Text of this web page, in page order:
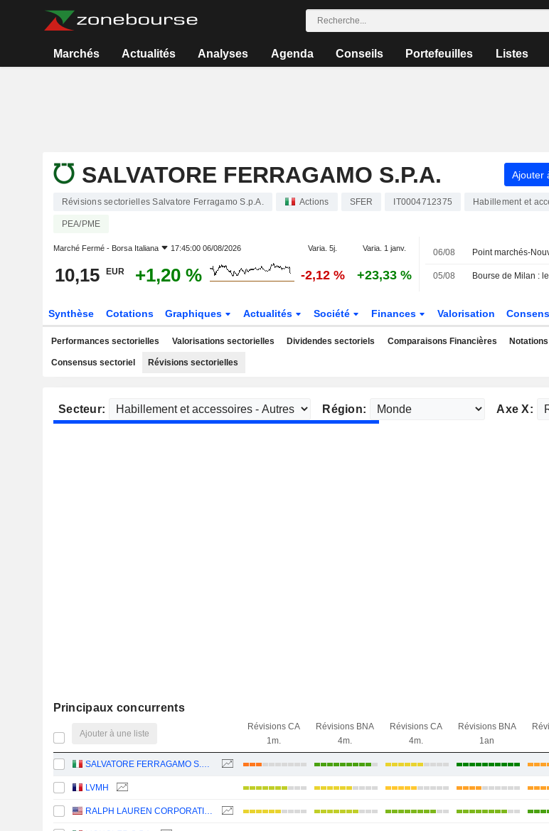
Marchés Actualités Analyses Agenda Conseils Portefeuilles Listes
SALVATORE FERRAGAMO S.P.A. Ajouter
Révisions sectorielles Salvatore Ferragamo S.p.A. Actions SFER IT0004712375 Habillement et
PEA/PME
Marché Fermé - Borsa Italiana 17:45:00 06/08/2026 Varia. 5j. Varia. 1 janv.
10,15 EUR +1,20 % -2,12 % +23,33 %
06/08
05/08
Synthèse Cotations Graphiques Actualités Société Finances Valorisation
Performances sectorielles Valorisations sectorielles Dividendes sectoriels Comparaisons Financières
Consensus sectoriel Révisions sectorielles
Secteur: Région: Axe X:
Principaux concurrents
Ajouter à une liste
Révisions CA
1m.
Révisions BNA
4m.
Révisions CA
4m.
Révisions BNA
1an
SALVATORE FERRAGAMO S.P.A.
LVMH
RALPH LAUREN CORPORATION